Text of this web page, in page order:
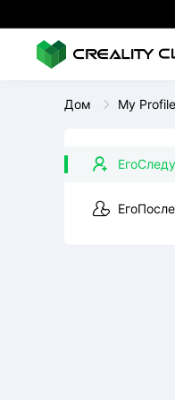
Дом My Profile